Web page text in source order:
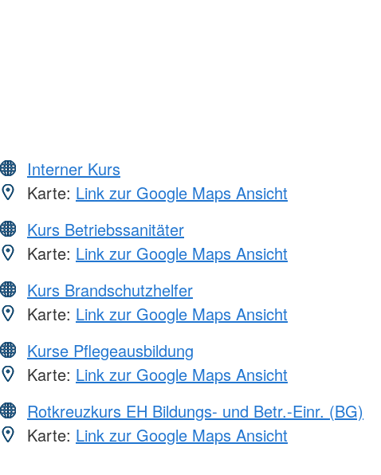
Interner Kurs
Karte: Link zur Google Maps Ansicht
Kurs Betriebssanitäter
Karte: Link zur Google Maps Ansicht
Kurs Brandschutzhelfer
Karte: Link zur Google Maps Ansicht
Kurse Pflegeausbildung
Karte: Link zur Google Maps Ansicht
Rotkreuzkurs EH Bildungs- und Betr.-Einr. (BG)
Karte: Link zur Google Maps Ansicht